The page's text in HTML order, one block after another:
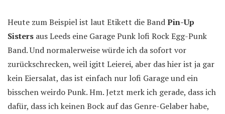
Heute zum Beispiel ist laut Etikett die BandPin-Up
Sisters aus Leeds eine Garage Punk lofi Rock Egg-Punk
Band. Und normalerweise würde ich da sofort vor
zurückschrecken, weil igitt Leierei, aber das hier ist ja gar
kein Eiersalat, das ist einfach nur lofi Garage und ein
bisschen weirdo Punk. Hm. Jetzt merk ich gerade, dass ich
dafür, dass ich keinen Bock auf das Genre-Gelaber habe,